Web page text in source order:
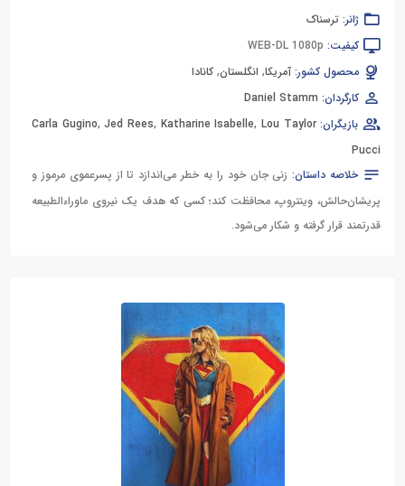
ژانر: ترسناک
کیفیت: WEB-DL 1080p
محصول کشور: آمریکا, انگلستان, کانادا
کارگردان: Daniel Stamm
بازیگران:
Carla Gugino,Jed Rees, Katharine Isabelle,Lou Taylor
Pucci
خلاصه داستان: زنی جان خود را به خطر می‌اندازد تا از پسرعموی مرموز و
پریشان‌حالش، وینتروپ، محافظت کند؛ کسی که هدف یک نیروی ماوراءالطبیعه
قدرتمند قرار گرفته و شکار می‌شود.